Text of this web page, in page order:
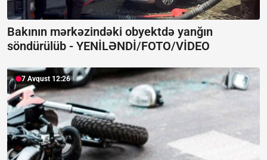
Bakının mərkəzindəki obyektdə yanğın
söndürülüb - YENİLƏNDİ/FOTO/VİDEO
7 Avqust 12:26